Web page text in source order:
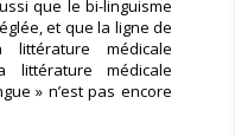
que le bi-linguisme
et que la ligne de
médicale
littérature médicale
» n’est pas encore